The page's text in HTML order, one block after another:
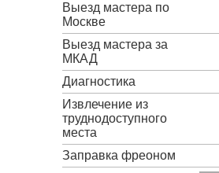
Выезд мастера по
Москве
Выезд мастера за
МКАД
Диагностика
Извлечение из
труднодоступного
места
Заправка фреоном